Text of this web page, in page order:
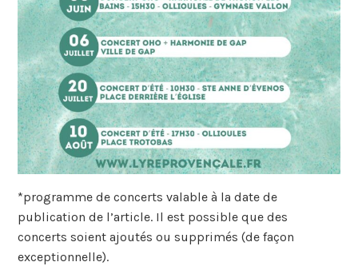
*programme de concerts valable à la date de
publication de l’article. Il est possible que des
concerts soient ajoutés ou supprimés (de façon
exceptionnelle).